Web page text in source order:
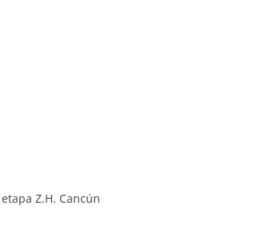
Z.H. Cancún